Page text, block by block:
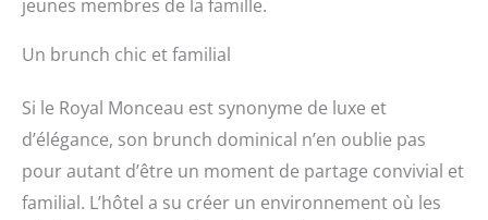
jeunes membres de la famille.
Un brunch chic et familial
Si le Royal Monceau est synonyme de luxe et
d’élégance, son brunch dominical n’en oublie pas
pour autant d’être un moment de partage convivial et
familial. L’hôtel a su créer un environnement où les